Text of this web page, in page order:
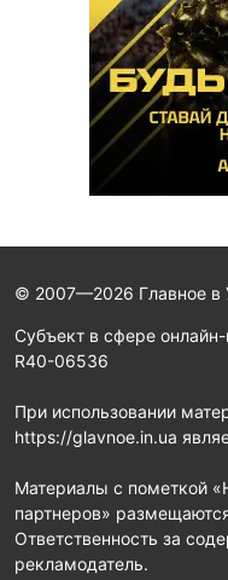
© 2007—2026 Главное в
Субъект в сфере
R40-06536
При использовании
https://glavnoe.in.ua
Материалы с пометкой
партнеров»
Ответственность за
рекламодатель.